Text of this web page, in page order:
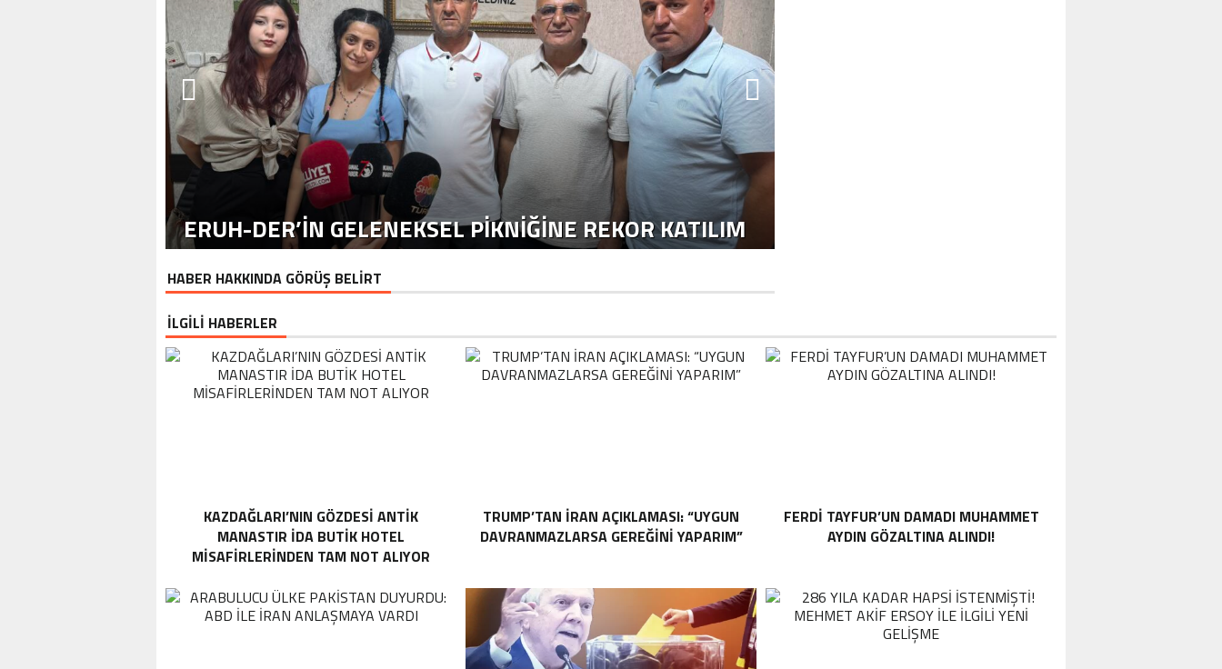
ERUH-DER’IN GELENEKSEL PIKNIĞINE REKOR KATILIM
HABER HAKKINDA GÖRÜŞ BELİRT
İLGİLİ HABERLER
KAZDAĞLARI’NIN GÖZDESI ANTIK
MANASTIR İDA BUTIK HOTEL
MISAFIRLERINDEN TAM NOT ALIYOR
TRUMP’TAN İRAN AÇIKLAMASI: “UYGUN
DAVRANMAZLARSA GEREĞINI YAPARIM”
FERDI TAYFUR’UN DAMADI MUHAMMET
AYDIN GÖZALTINA ALINDI!